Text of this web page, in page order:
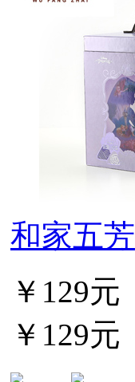
和家五芳
￥129元
￥129元